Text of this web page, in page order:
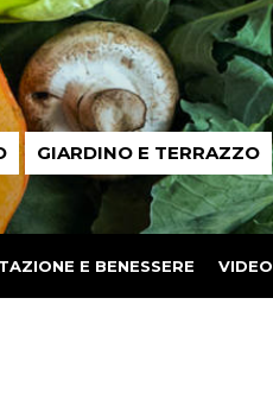
GIARDINO E TERRAZZO
E BENESSERE VIDEO